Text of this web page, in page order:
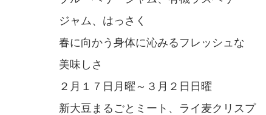
ジャム、はっさく
春に向かう身体に沁みるフレッシュな
美味しさ
２月１７日月曜～３月２日日曜
新大豆まるごとミート、ライ麦クリスプ